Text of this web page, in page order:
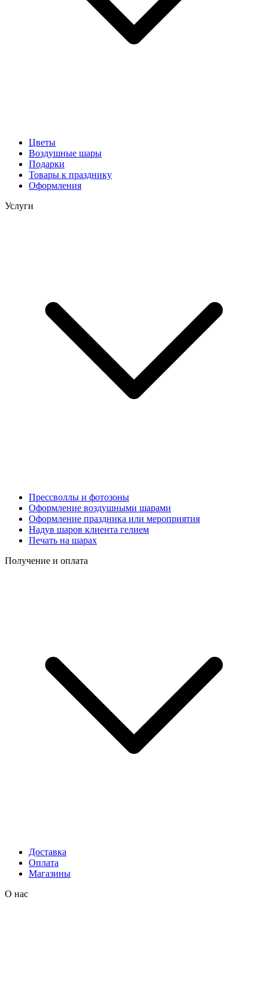
Цветы
Воздушные шары
Подарки
Товары к празднику
Оформления
Услуги
Прессволлы и фотозоны
Оформление воздушными шарами
Оформление праздника или мероприятия
Надув шаров клиента гелием
Печать на шарах
Получение и оплата
Доставка
Оплата
Магазины
О нас